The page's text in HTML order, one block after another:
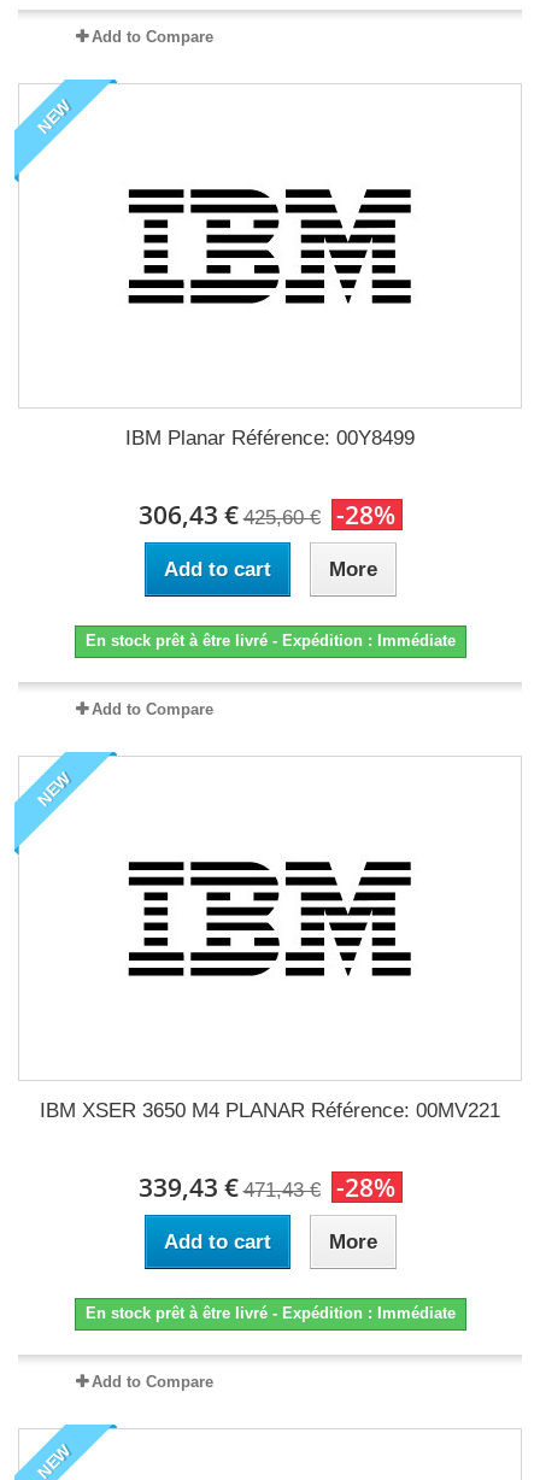
Add to Compare
NEW
IBM Planar Référence: 00Y8499
306,43 € 425,60 € -28%
Add to cart More
En stock prêt à être livré - Expédition : Immédiate
Add to Compare
NEW
IBM XSER 3650 M4 PLANAR Référence: 00MV221
339,43 € 471,43 € -28%
Add to cart More
En stock prêt à être livré - Expédition : Immédiate
Add to Compare
NEW